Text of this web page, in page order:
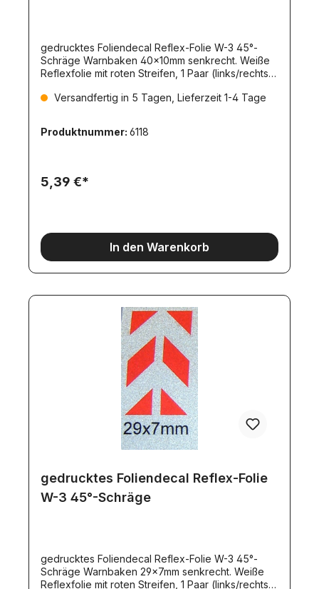
gedrucktes Foliendecal Reflex-Folie W-3 45°-
Schräge Warnbaken 40x10mm senkrecht. Weiße
Reflexfolie mit roten Streifen, 1 Paar (links/rechts).
universell einsetzbar. Einsatzfälle:-Markierung von
Aufbauten aller Art-Markierung von Ecken an
usw.Auf Anfrage sind auch weitere, individuelle
Größen herstellbar.
Versandfertig in 5 Tagen, Lieferzeit 1-4 Tage
Produktnummer: 6118
5,39 €*
In den Warenkorb
gedrucktes Foliendecal Reflex-Folie
W-3 45°-Schräge
gedrucktes Foliendecal Reflex-Folie W-3 45°-
Schräge Warnbaken 29x7mm senkrecht. Weiße
Reflexfolie mit roten Streifen, 1 Paar (links/rechts).